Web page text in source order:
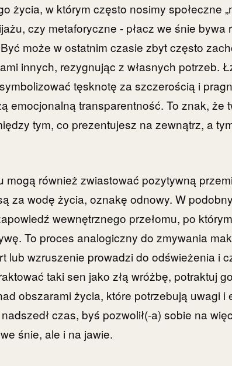
życia, w którym często nosimy społeczne
czy metaforyczne - płacz we śnie bywa
może w ostatnim czasie zbyt często
innych, rezygnując z własnych potrzeb.
tęsknotę za szczerością i
emocjonalną transparentność. To znak, że
tym, co prezentujesz na zewnątrz, a
mogą również zwiastować pozytywną
za wodę życia, oznakę odnowy. W
wewnętrznego przełomu, po
To proces analogiczny do zmywania
lub wzruszenie prowadzi do odświeżenia i
taki sen jako złą wróżbę, potraktuj
obszarami życia, które potrzebują uwagi i
czas, byś pozwolił(-a) sobie na
śnie, ale i na jawie.